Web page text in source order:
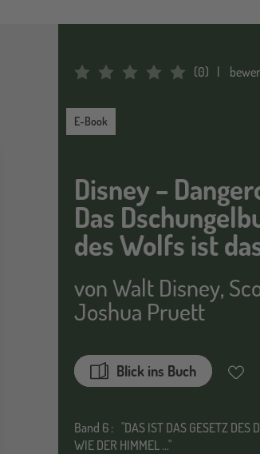
Average Rating: 0 (0)
E-Book
E-Book
Disney –
Das
des Wolfs ist
vonWalt Disney,
Joshua Pruett
Blick ins Buch
Band 6 : "DAS IST DAS GESETZ DES
WIE DER HIMMEL ..."